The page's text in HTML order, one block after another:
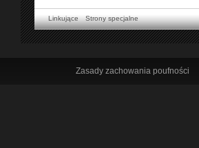
Linkujące Strony specjalne
Zasady zachowania poufności